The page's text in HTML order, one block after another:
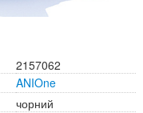
2157062
ANIOne
чорний